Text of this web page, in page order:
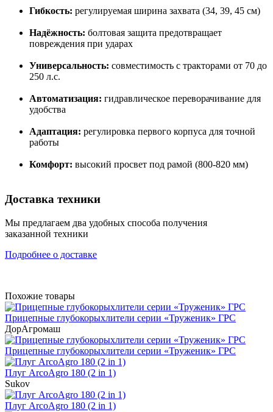
Гибкость: регулируемая ширина захвата (34, 39, 45 см)
Надёжность: болтовая защита предотвращает
повреждения при ударах
Универсальность: совместимость с тракторами от 70 до
250 л.с.
Автоматизация: гидравлическое переворачивание для
удобства
Адаптация: регулировка первого корпуса для точной
работы
Комфорт: высокий просвет под рамой (800-820 мм)
Доставка техники
Мы предлагаем два удобных способа получения
заказанной техники
Подробнее о доставке
Похожие товары
Прицепные глубокорыхлители серии «Труженик» ГРС
ДорАгромаш
Прицепные глубокорыхлители серии «Труженик» ГРС
Плуг ArcoAgro 180 (2 in 1)
Sukov
Плуг ArcoAgro 180 (2 in 1)